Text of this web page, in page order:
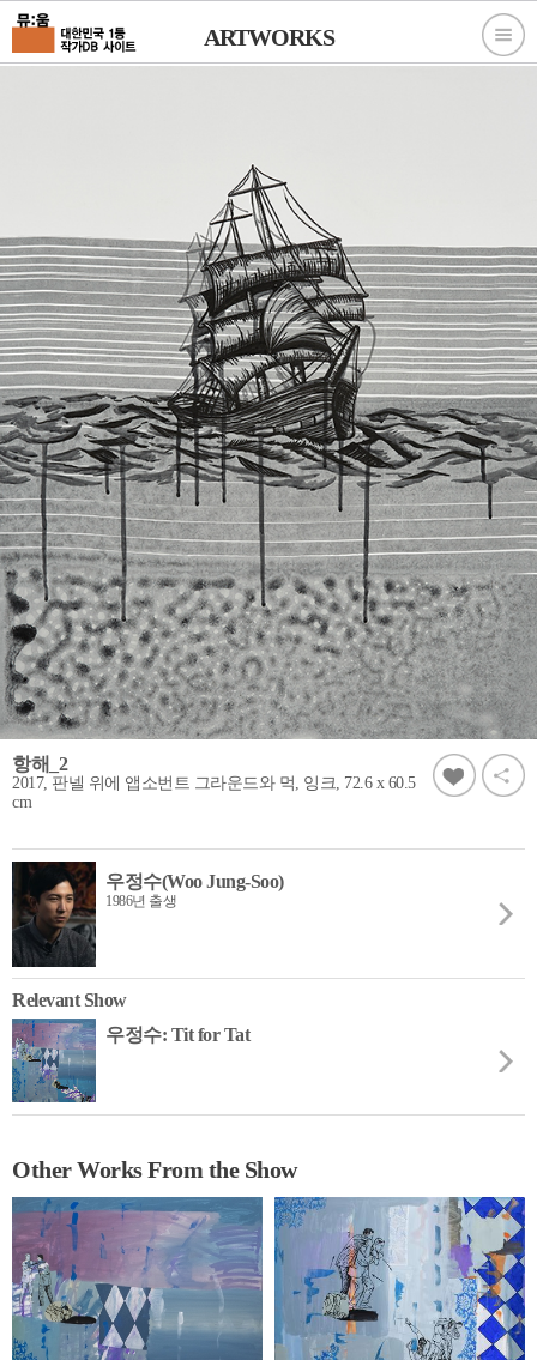
ARTWORKS
항해_2
2017, 판넬 위에 앱소번트 그라운드와 먹, 잉크, 72.6 x 60.5
cm
우정수(Woo Jung-Soo)
1986년 출생
Relevant Show
우정수: Tit for Tat
Other Works From the Show